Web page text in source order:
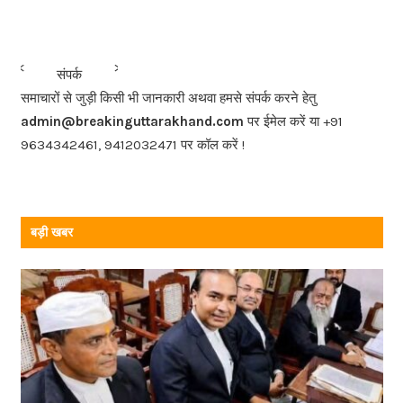
b
o
o
k
<<< संपर्क
>>>
समाचारों से जुड़ी किसी भी जानकारी अथवा हमसे संपर्क करने हेतु
admin@breakinguttarakhand.com पर ईमेल करें या +91
9634342461, 9412032471 पर कॉल करें !
बड़ी खबर